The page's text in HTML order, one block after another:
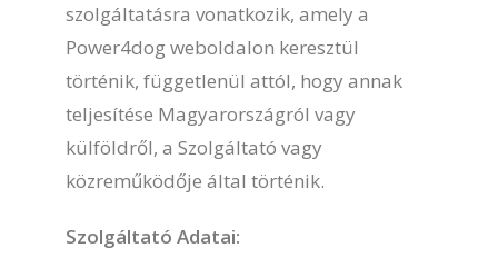
szolgáltatásra vonatkozik, amely a
Power4dog weboldalon keresztül
történik, függetlenül attól, hogy annak
teljesítése Magyarországról vagy
külföldről, a Szolgáltató vagy
közreműködője által történik.
Szolgáltató Adatai: